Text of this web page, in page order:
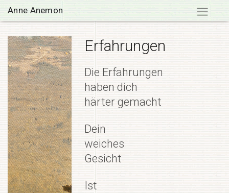
content
Anne Anemon
Erfahrungen
Die Erfahrungen
haben dich
härter gemacht
Dein
weiches
Gesicht
Ist